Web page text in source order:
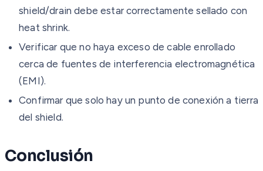
shield/drain debe estar correctamente sellado con
heat shrink.
Verificar que no haya exceso de cable enrollado
cerca de fuentes de interferencia electromagnética
(EMI).
Confirmar que solo hay un punto de conexión a tierra
del shield.
Conclusión